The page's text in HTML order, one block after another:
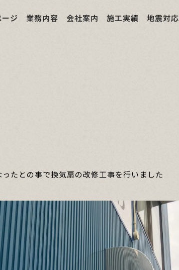
ージ 業務内容 会社案内 施工実績 地震対応
たとの事で換気扇の改修工事を行いました